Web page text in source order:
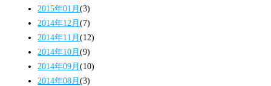
2015年01月(3)
2014年12月(7)
2014年11月(12)
2014年10月(9)
2014年09月(10)
2014年08月(3)